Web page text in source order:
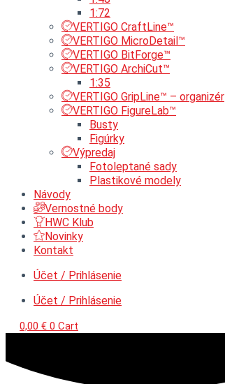
1:72
VERTIGO CraftLine™
VERTIGO MicroDetail™
VERTIGO BitForge™
VERTIGO ArchiCut™
1:35
VERTIGO GripLine™ – organizér
VERTIGO FigureLab™
Busty
Figúrky
Výpredaj
Fotoleptané sady
Plastikové modely
Návody
Vernostné body
HWC Klub
Novinky
Kontakt
Účet / Prihlásenie
Účet / Prihlásenie
0,00 € 0 Cart